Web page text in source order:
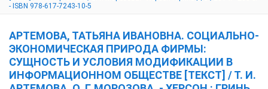
- ISBN 978-617-7243-10-5
АРТЕМОВА, ТАТЬЯНА ИВАНОВНА. СОЦИАЛЬНО-
ЭКОНОМИЧЕСКАЯ ПРИРОДА ФИРМЫ:
СУЩНОСТЬ И УСЛОВИЯ МОДИФИКАЦИИ В
ИНФОРМАЦИОННОМ ОБЩЕСТВЕ [ТЕКСТ] / Т. И.